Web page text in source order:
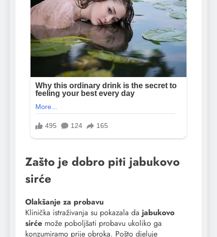
Zašto je dobro piti jabukovo
sirće
Olakšanje za probavu
Klinička istraživanja su pokazala da jabukovo
sirće može poboljšati probavu ukoliko ga
konzumiramo prije obroka. Pošto djeluje